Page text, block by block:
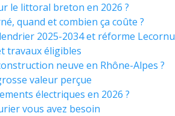
le littoral breton en 2026 ?
quand et combien ça coûte ?
2025-2034 et réforme Lecornu
travaux éligibles
neuve en Rhône-Alpes ?
valeur perçue
électriques en 2026 ?
vous avez besoin